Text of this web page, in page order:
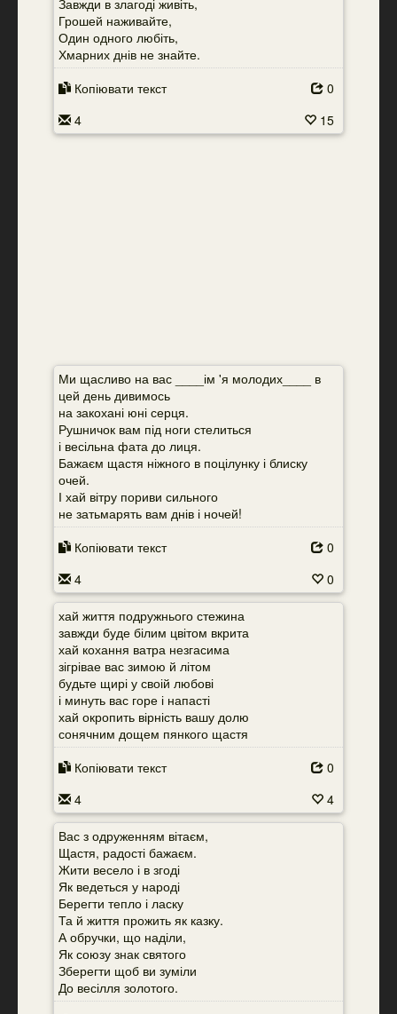
Завжди в злагоді живіть,
Грошей наживайте,
Один одного любіть,
Хмарних днів не знайте.
Копіювати текст
0
4
15
Ми щасливо на вас ____ім 'я молодих____ в
цей день дивимось
на закохані юні серця.
Рушничок вам під ноги стелиться
і весільна фата до лиця.
Бажаєм щастя ніжного в поцілунку і блиску
очей.
І хай вітру пориви сильного
не затьмарять вам днів і ночей!
Копіювати текст
0
4
0
хай життя подружнього стежина
завжди буде білим цвітом вкрита
хай кохання ватра незгасима
зігрівае вас зимою й літом
будьте щирі у своій любові
і минуть вас горе і напасті
хай окропить вірність вашу долю
сонячним дощем пянкого щастя
Копіювати текст
0
4
4
Вас з одруженням вітаєм,
Щастя, радості бажаєм.
Жити весело і в згоді
Як ведеться у народі
Берегти тепло і ласку
Та й життя прожить як казку.
А обручки, що наділи,
Як союзу знак святого
Зберегти щоб ви зуміли
До весілля золотого.